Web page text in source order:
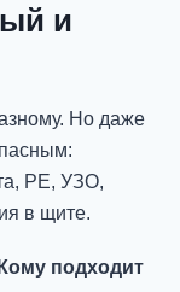
и
Но даже
PE, УЗО,
в щите.
Кому подходит